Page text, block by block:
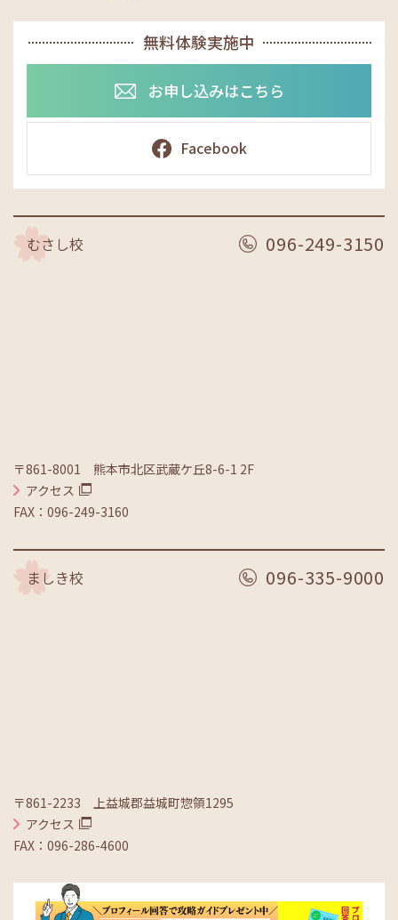
無料体験実施中
お申し込みはこちら
Facebook
むさし校 096-249-3150
〒861-8001 熊本市北区武蔵ケ丘8-6-1 2F
アクセス
FAX：096-249-3160
ましき校 096-335-9000
〒861-2233 上益城郡益城町惣領1295
アクセス
FAX：096-286-4600